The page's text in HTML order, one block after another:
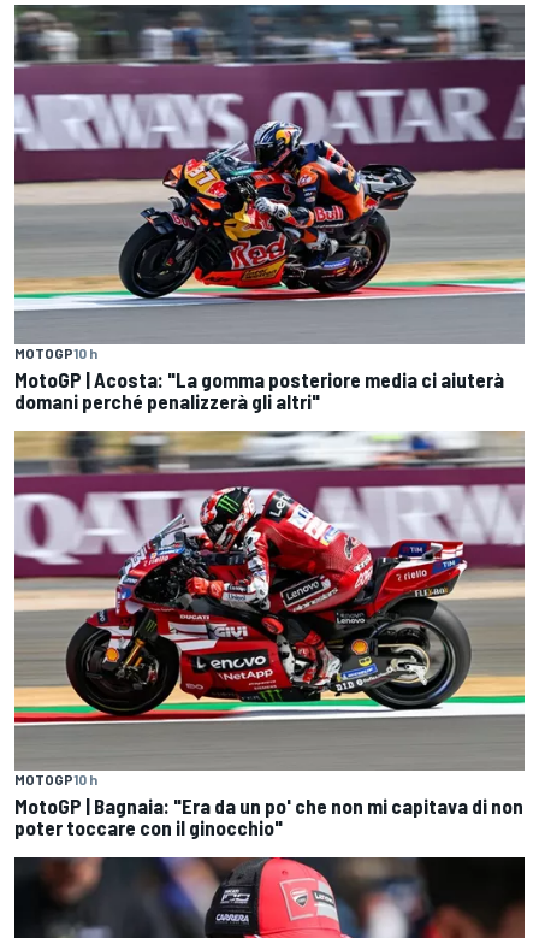
MOTOGP10 h
MotoGP | Acosta: "La gomma posteriore media ci aiuterà
domani perché penalizzerà gli altri"
MOTOGP10 h
MotoGP | Bagnaia: "Era da un po' che non mi capitava di non
poter toccare con il ginocchio"